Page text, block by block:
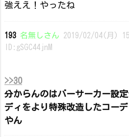
強ええ！やったね
193 名無しさん 2019/02/04(月)
ID:gSGC44jnM
>>30
分からんのはバーサーカー設
ディをより特殊改造したコー
やん